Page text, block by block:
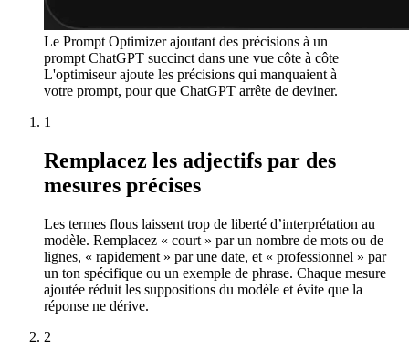
Le Prompt Optimizer ajoutant des précisions à un
prompt ChatGPT succinct dans une vue côte à côte
L'optimiseur ajoute les précisions qui manquaient à
votre prompt, pour que ChatGPT arrête de deviner.
1
Remplacez les adjectifs par des
mesures précises
Les termes flous laissent trop de liberté d’interprétation au
modèle. Remplacez « court » par un nombre de mots ou de
lignes, « rapidement » par une date, et « professionnel » par
un ton spécifique ou un exemple de phrase. Chaque mesure
ajoutée réduit les suppositions du modèle et évite que la
réponse ne dérive.
2